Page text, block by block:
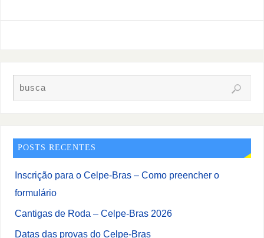
POSTS RECENTES
Inscrição para o Celpe-Bras – Como preencher o
formulário
Cantigas de Roda – Celpe-Bras 2026
Datas das provas do Celpe-Bras